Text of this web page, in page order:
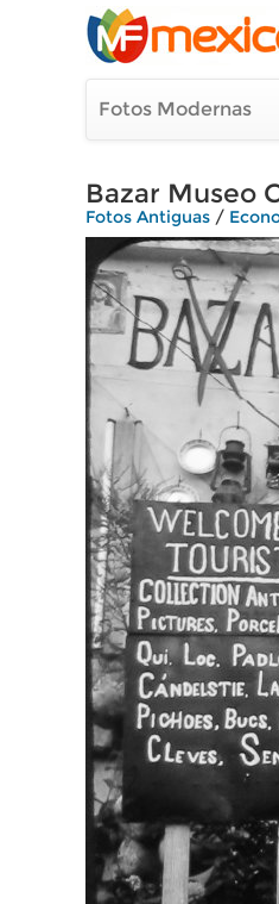
Fotos Modernas
Bazar Museo
Fotos Antiguas /